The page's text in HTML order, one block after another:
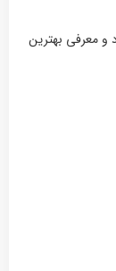
و معرفی بهترین